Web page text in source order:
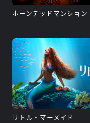
ホーンテッドマンション
リトル・マーメイド